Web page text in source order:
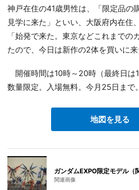
神戸在住の41歳男性は、「限定品の
見学に来た」といい、大阪府内在住
「始発で来た。東京などこれまでの
たので、今日は新作の2体を買いに来
開催時間は10時～20時（最終日は
数量限定。入場無料。今月25日まで。
地図を見る
ガンダムEXPO限定モデル（
関連画像